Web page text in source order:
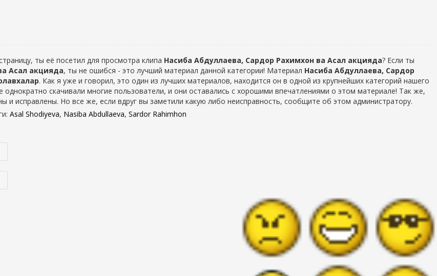
ты её посетил для просмотра клипа Насиба Абдуллаева, Сардор Рахимхон ва Асал акцияда? Если ты
Асал акцияда, ты не ошибся - это лучший материал данной категории! Материал Насиба Абдуллаева, Сардор
. Как я уже и говорил, это один из лучших материалов, находится он в одной из крупнейших категорий нашего
однократно скачивали многие пользователи, и они оставались с хорошими впечатлениями о этом материале! Так же,
и исправлены. Но все же, если вдруг вы заметили какую либо неисправность, сообщите об этом администратору.
: Asal Shodiyeva, Nasiba Abdullaeva, Sardor Rahimhon